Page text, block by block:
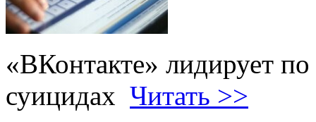
«ВКонтакте» лидирует
суицидах Читать >>